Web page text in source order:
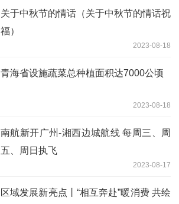
关于中秋节的情话（关于中秋节的情话祝
福）
2023-08-18
青海省设施蔬菜总种植面积达7000公顷
2023-08-18
南航新开广州-湘西边城航线 每周三、周
五、周日执飞
2023-08-17
区域发展新亮点丨“相互奔赴”暖消费 共绘